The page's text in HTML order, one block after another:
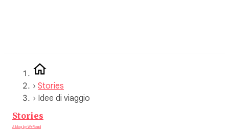
› Stories
› Idee di viaggio
Stories
A blog by WeRoad